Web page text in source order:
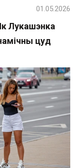
Лукашэнка
цуд
01.05.2026